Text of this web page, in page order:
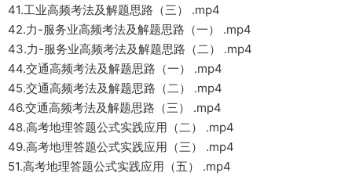
41.工业高频考法及解题思路（三） .mp4
42.力-服务业高频考法及解题思路（一） .mp4
43.力-服务业高频考法及解题思路（二） .mp4
44.交通高频考法及解题思路（一） .mp4
45.交通高频考法及解题思路（二） .mp4
46.交通高频考法及解题思路（三） .mp4
48.高考地理答题公式实践应用（二） .mp4
49.高考地理答题公式实践应用（三） .mp4
51.高考地理答题公式实践应用（五） .mp4